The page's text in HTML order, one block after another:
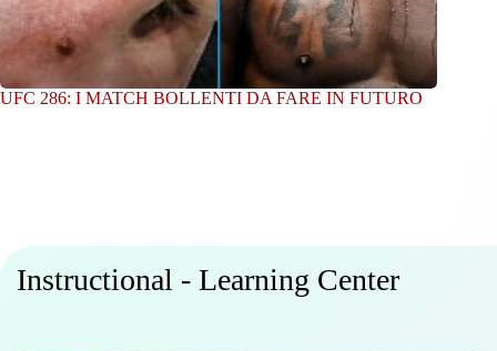
UFC 286: I MATCH BOLLENTI DA FARE IN FUTURO
Instructional - Learning Center